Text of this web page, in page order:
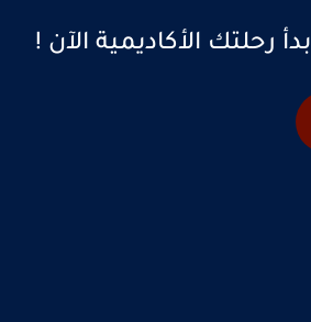
رحلتك الأكاديمية الآن !